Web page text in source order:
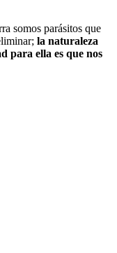
somos parásitos que
la naturaleza
para ella es que nos